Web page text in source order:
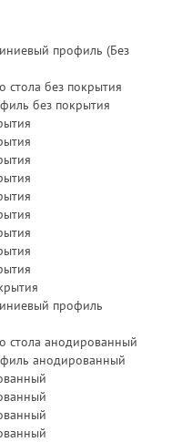
профиль (Без
стола без покрытия
без покрытия
профиль
стола анодированный
анодированный